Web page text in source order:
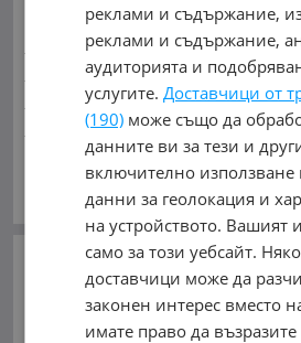
Виж Още
ОСНОВНИ КАТЕГОРИИ В
Карта на сайта
Автомобили и
Камиони Мотоциклети
Индустриални
Кари Каравани
Ремаркета Велосипеди Части
джантиКупува Услуги
ГУМИ И ДЖАНТИ ЗА:
Автомобили и ДжиповеБусове
Мотоциклети
Селскостопански
Ремаркета
ВИДОВЕ: Гуми (12224) Джанти
СЛЕДВАЙТЕ НИ
реклами и съдържание,
реклами и съдържание,
аудиторията и
услугите.Доставчици от
(190) може също да
данните ви за тези и
включително използване
данни за геолокация и
на устройството. Вашият
само за този уебсайт.
доставчици може да
законен интерес вместо
имате право да възразите